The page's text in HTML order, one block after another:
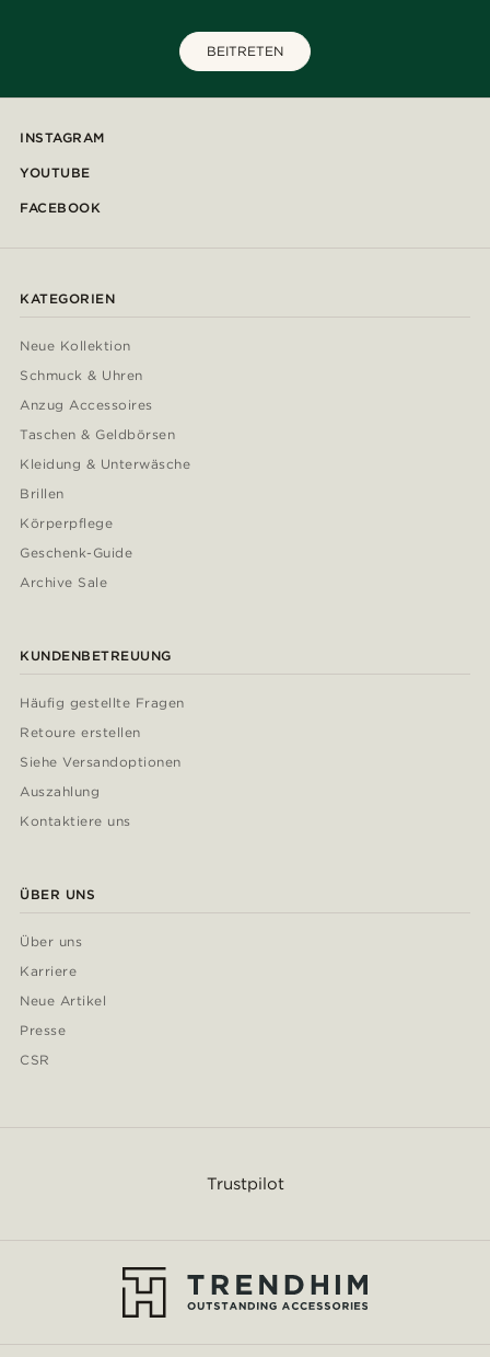
BEITRETEN
INSTAGRAM
YOUTUBE
FACEBOOK
KATEGORIEN
Neue Kollektion
Schmuck & Uhren
Anzug Accessoires
Taschen & Geldbörsen
Kleidung & Unterwäsche
Brillen
Körperpflege
Geschenk-Guide
Archive Sale
KUNDENBETREUUNG
Häufig gestellte Fragen
Retoure erstellen
Siehe Versandoptionen
Auszahlung
Kontaktiere uns
ÜBER UNS
Über uns
Karriere
Neue Artikel
Presse
CSR
Trustpilot